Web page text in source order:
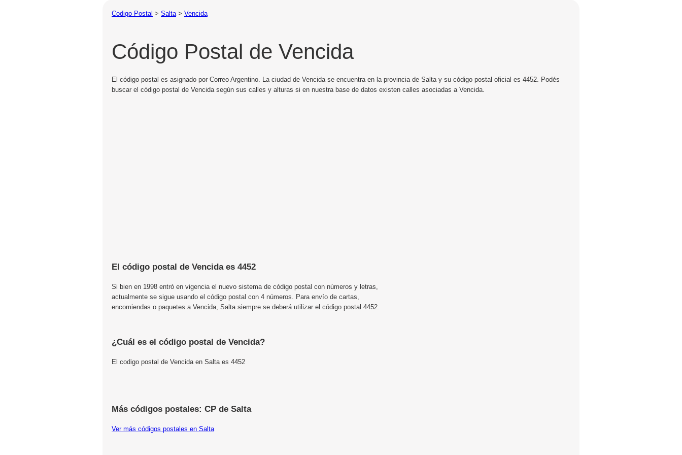
Codigo Postal > Salta> Vencida
Código Postal de Vencida
El código postal es asignado por Correo Argentino. La ciudad de Vencida se encuentra en la provincia de Salta y su código postal oficial es 4452. Podés
buscar el código postal de Vencida según sus calles y alturas si en nuestra base de datos existen calles asociadas a Vencida.
El código postal de Vencida es 4452
Si bien en 1998 entró en vigencia el nuevo sistema de código postal con números y letras,
actualmente se sigue usando el código postal con 4 números. Para envío de cartas,
encomiendas o paquetes a Vencida, Salta siempre se deberá utilizar el código postal 4452.
¿Cuál es el código postal de Vencida?
El codigo postal de Vencida en Salta es 4452
Más códigos postales: CP de Salta
Ver más códigos postales en Salta